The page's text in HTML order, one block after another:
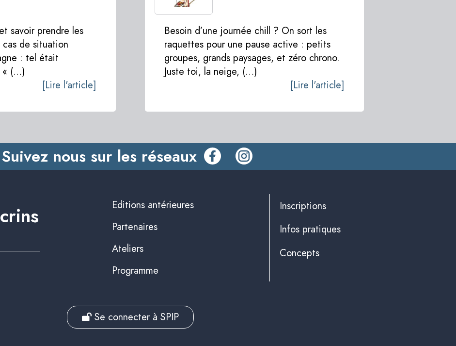
savoir prendre les
de situation
: tel était
« (…)
[Lire l'article]
Besoin d’une journée chill ? On sort les
raquettes pour une pause active : petits
groupes, grands paysages, et zéro chrono.
Juste toi, la neige, (…)
[Lire l'article]
Suivez nous sur les réseaux
Editions antérieures
Partenaires
Ateliers
Programme
Inscriptions
Infos pratiques
Concepts
Se connecter à SPIP